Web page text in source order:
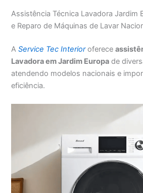
Assistência Técnica Lavadora Jardim
e Reparo de Máquinas de Lavar
AService Tec Interioroferece
Lavadora em Jardim Europa de
atendendo modelos nacionais e
eficiência.